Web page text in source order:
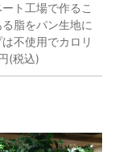
ト工場で作るこ
脂をパン生地に
不使用でカロリ
(税込)